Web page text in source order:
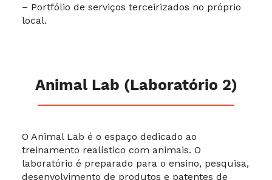
– Portfólio de serviços terceirizados no próprio
local.
Animal Lab (Laboratório 2)
O Animal Lab é o espaço dedicado ao
treinamento realístico com animais. O
laboratório é preparado para o ensino, pesquisa,
desenvolvimento de produtos e patentes de